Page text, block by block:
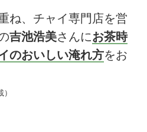
ね、チャイ専門店を営
吉池浩美さんにお茶時
のおいしい淹れ方をお